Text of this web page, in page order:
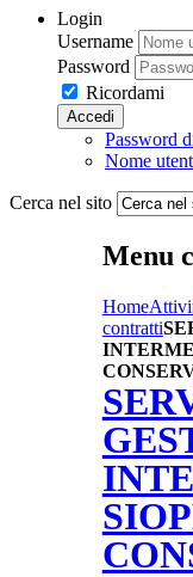
Login
Username
Password
Ricordami
Accedi
Password
Nome
Cerca nel sito
Menu
Home
contratti